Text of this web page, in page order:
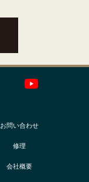
お問い合わせ
修理
会社概要